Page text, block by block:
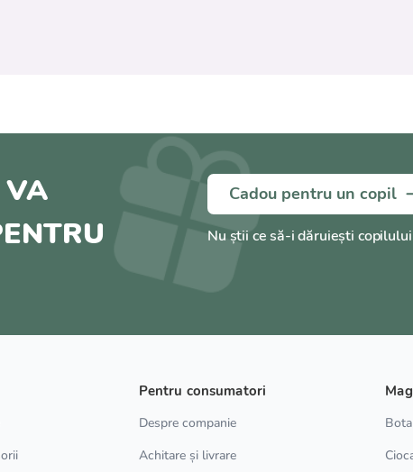
VA
Cadou pentru un copil
Nu știi ce să-i dăruiești
Pentru consumatori
Despre companie
Achitare și livrare